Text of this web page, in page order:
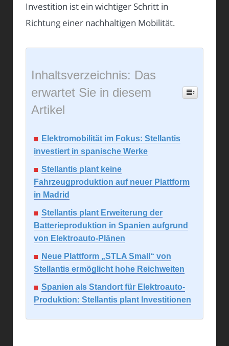
Investition ist ein wichtiger Schritt in
Richtung einer nachhaltigen Mobilität.
Inhaltsverzeichnis: Das
erwartet Sie in diesem
Artikel
Elektromobilität im Fokus: Stellantis
investiert in spanische Werke
Stellantis plant keine
Fahrzeugproduktion auf neuer Plattform
in Madrid
Stellantis plant Erweiterung der
Batterieproduktion in Spanien aufgrund
von Elektroauto-Plänen
Neue Plattform „STLA Small“ von
Stellantis ermöglicht hohe Reichweiten
Spanien als Standort für Elektroauto-
Produktion: Stellantis plant Investitionen